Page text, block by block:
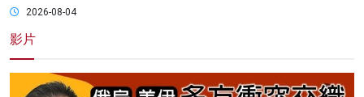
2026-08-04
影片